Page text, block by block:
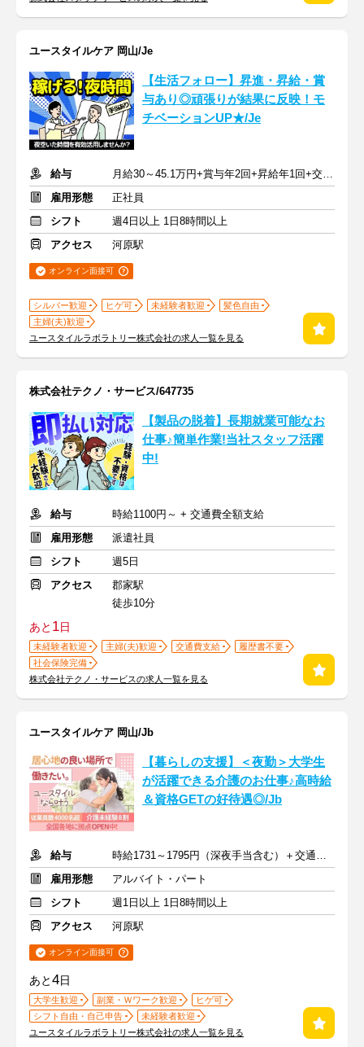
ユースタイルケア 岡山/Je
【生活フォロー】昇進・昇給・賞
与あり◎頑張りが結果に反映！モ
チベーションUP★/Je
給与
月給30～45.1万円+賞与年2回+昇給年1回+交通費全額
雇用形態
正社員
シフト
週4日以上 1日8時間以上
アクセス
河原駅
オンライン面接可
シルバー歓迎 ヒゲ可 未経験者歓迎
髪色自由
主婦(夫)歓迎
ユースタイルラボラトリー株式会社の求人一覧を見る
株式会社テクノ・サービス/647735
【製品の脱着】長期就業可能なお
仕事♪簡単作業!当社スタッフ活躍
中!
給与
時給1100円～ + 交通費全額支給
雇用形態
派遣社員
シフト
週5日
アクセス
郡家駅
徒歩10分
あと 1日
未経験者歓迎 主婦(夫)歓迎 交通費支給
履歴書不要
社会保険完備
株式会社テクノ・サービスの求人一覧を見る
ユースタイルケア 岡山/Jb
【暮らしの支援】＜夜勤＞大学生
が活躍できる介護のお仕事♪高時給
＆資格GETの好待遇◎/Jb
給与
時給1731～1795円（深夜手当含む）＋交通費支給
雇用形態
アルバイト・パート
シフト
週1日以上 1日8時間以上
アクセス
河原駅
オンライン面接可
あと4日
大学生歓迎 副業・Ｗワーク歓迎
ヒゲ可
シフト自由・自己申告
未経験者歓迎
ユースタイルラボラトリー株式会社の求人一覧を見る